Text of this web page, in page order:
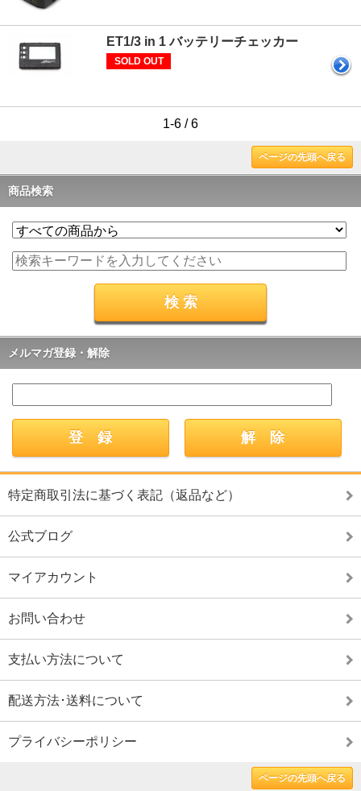
ET1/3 in 1 バッテリーチェッカー
SOLD OUT
1-6 / 6
ページの先頭へ戻る
商品検索
メルマガ登録・解除
特定商取引法に基づく表記（返品など）
公式ブログ
マイアカウント
お問い合わせ
支払い方法について
配送方法･送料について
プライバシーポリシー
ページの先頭へ戻る